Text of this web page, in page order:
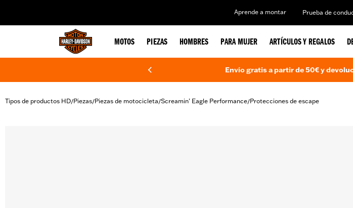
Aprende a montar Prueba de
MOTOS PIEZAS HOMBRES PARA MUJER ARTÍCULOS Y REGALOS
Envío gratis a partir de 50€ y
Tipos de productos HD/Piezas/Piezas de motocicleta/Screamin’ Eagle Performance/Protecciones de escape